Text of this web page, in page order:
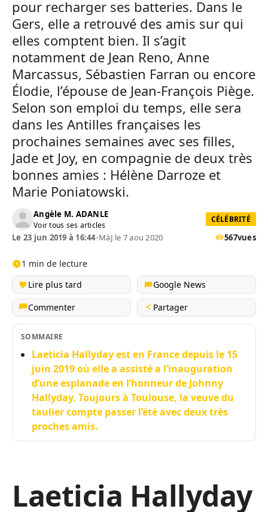
pour recharger ses batteries. Dans le
Gers, elle a retrouvé des amis sur qui
elles comptent bien. Il s’agit
notamment de Jean Reno, Anne
Marcassus, Sébastien Farran ou encore
Élodie, l’épouse de Jean-François Piège.
Selon son emploi du temps, elle sera
dans les Antilles françaises les
prochaines semaines avec ses filles,
Jade et Joy, en compagnie de deux très
bonnes amies : Hélène Darroze et
Marie Poniatowski.
Angèle M. ADANLE
Voir tous ses articles
CÉLÉBRITÉ
Le 23 jun 2019 à 16:44•MàJ le 7 aou 2020 567vues
1 min de lecture
Lire plus tard
Google News
Commenter
Partager
SOMMAIRE
Laeticia Hallyday est en France depuis le 15
juin 2019 où elle a assisté a l’inauguration
d’une esplanade en l’honneur de Johnny
Hallyday. Toujours à Toulouse, la veuve du
taulier compte passer l’été avec deux très
proches amis.
Laeticia Hallyday